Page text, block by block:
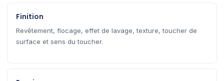
Finition
Revêtement, flocage, effet de lavage, texture, toucher de
surface et sens du toucher.